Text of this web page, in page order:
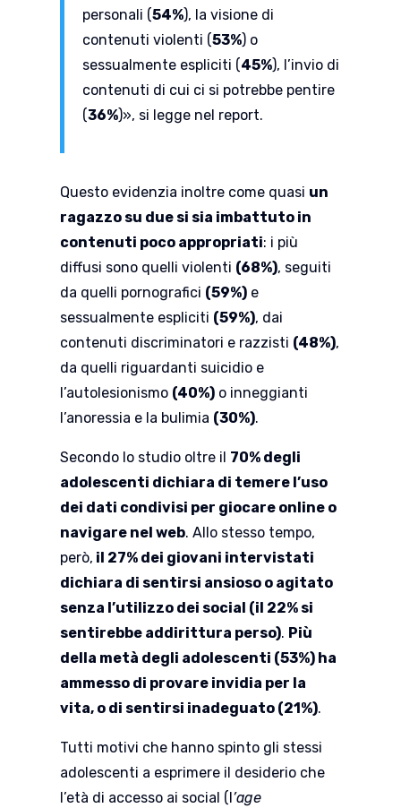
personali (54%), la visione di
contenuti violenti (53%) o
sessualmente espliciti (45%), l’invio di
contenuti di cui ci si potrebbe pentire
(36%)», si legge nel report.
Questo evidenzia inoltre come quasi un
ragazzo su due si sia imbattuto in
contenuti poco appropriati: i più
diffusi sono quelli violenti (68%), seguiti
da quelli pornografici (59%)e
sessualmente espliciti (59%), dai
contenuti discriminatori e razzisti (48%),
da quelli riguardanti suicidio e
l’autolesionismo (40%)o inneggianti
l’anoressia e la bulimia (30%).
Secondo lo studio oltre il 70% degli
adolescenti dichiara di temere l’uso
dei dati condivisi per giocare online o
navigare nel web. Allo stesso tempo,
però, il 27% dei giovani intervistati
dichiara di sentirsi ansioso o agitato
senza l’utilizzo dei social (il 22% si
sentirebbe addirittura perso). Più
della metà degli adolescenti (53%) ha
ammesso di provare invidia per la
vita, o di sentirsi inadeguato (21%).
Tutti motivi che hanno spinto gli stessi
adolescenti a esprimere il desiderio che
l’età di accesso ai social (l ’age